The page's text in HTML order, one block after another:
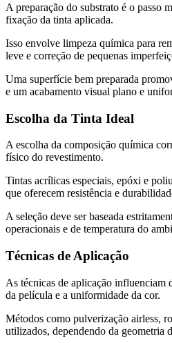
A preparação do substrato é o passo
fixação da tinta aplicada.
Isso envolve limpeza química para
leve e correção de pequenas
Uma superfície bem preparada
e um acabamento visual plano e
Escolha da Tinta Ideal
A escolha da composição química
físico do revestimento.
Tintas acrílicas especiais, epóxi e
que oferecem resistência e
A seleção deve ser baseada
operacionais e de temperatura do
Técnicas de Aplicação
As técnicas de aplicação influenciam
da película e a uniformidade da cor.
Métodos como pulverização airless,
utilizados, dependendo da geometria